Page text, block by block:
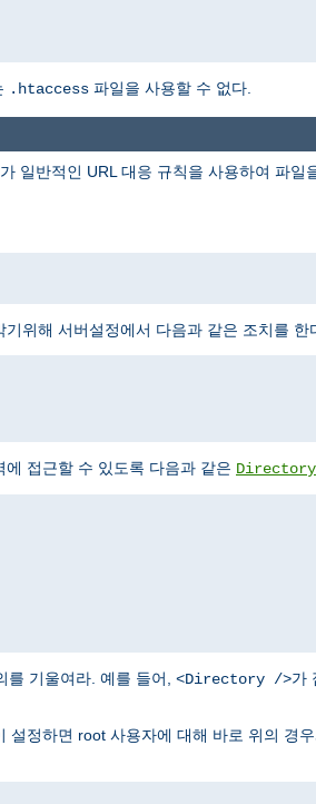
.htaccess 파일을 사용할 수 없다.
일반적인 URL 대응 규칙을 사용하여 파
위해 서버설정에서 다음과 같은 조치를 한
접근할 수 있도록 다음과 같은 Directory
를 기울여라. 예를 들어, <Directory />가
정하면 root 사용자에 대해 바로 위의 경